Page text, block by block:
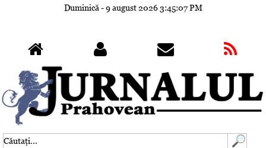
Duminică - 9 august 20263:45:10 PM